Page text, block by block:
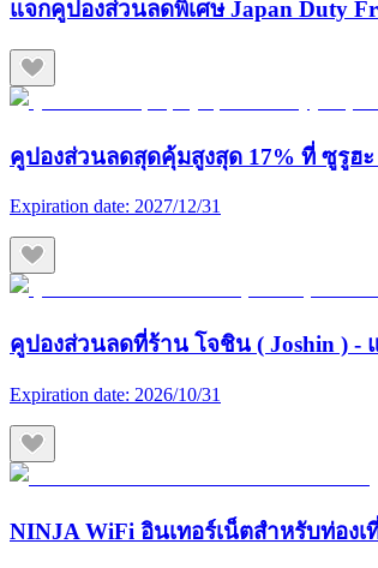
แจกคูปองส่วนลดพิเศษ Japan Duty
คูปองส่วนลดสุดคุ้มสูงสุด 17% ที่ ซูรูฮ
Expiration date: 2027/12/31
คูปองส่วนลดที่ร้าน โจชิน ( Joshin )
Expiration date: 2026/10/31
NINJA WiFi อินเทอร์เน็ตสำหรับท่อง